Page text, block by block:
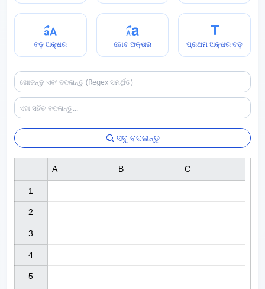
ବଡ଼ ଅକ୍ଷର ଛୋଟ ଅକ୍ଷର ପ୍ରଥମ ଅକ୍ଷର ବଡ଼
ସବୁ ବଦଳାନ୍ତୁ
1
2
3
4
5
A B C